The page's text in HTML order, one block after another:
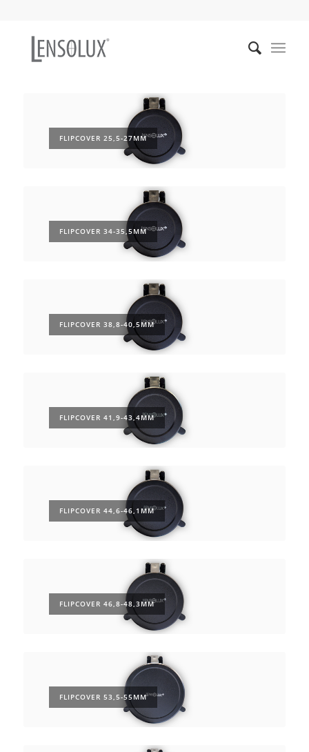
FLIPCOVER 25,5-27MM
FLIPCOVER 34-35,5MM
FLIPCOVER 38,8-40,5MM
FLIPCOVER 41,9-43,4MM
FLIPCOVER 44,6-46,1MM
FLIPCOVER 46,8-48,3MM
FLIPCOVER 53,5-55MM